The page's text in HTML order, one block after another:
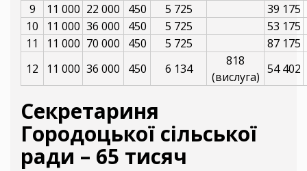
9
11 000 22 000 450 5 725
39 175
10
11 000 36 000 450 5 725
53 175
11
11 000 70 000 450 5 725
87 175
12
11 000 36 000 450 6 134
818
(вислуга)
54 402
Секретариня
Городоцької сільської
ради – 65 тисяч